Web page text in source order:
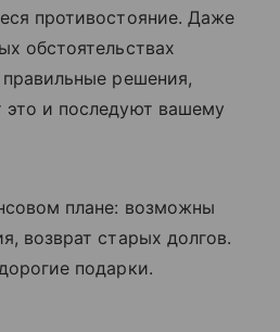
противостояние. Даже
обстоятельствах
решения,
и последуют вашему
плане: возможны
возврат старых долгов.
подарки.